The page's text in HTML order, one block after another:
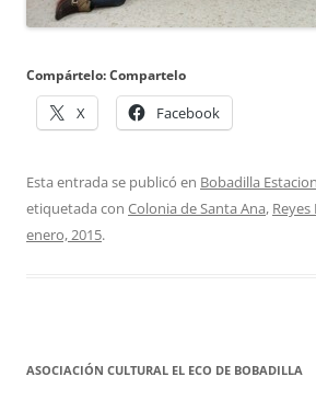
Compártelo: Compartelo
X Facebook
Esta entrada se publicó en Bobadilla Estacion
etiquetada con Colonia de Santa Ana,
enero, 2015.
ASOCIACIÓN CULTURAL EL ECO DE BOBADILLA